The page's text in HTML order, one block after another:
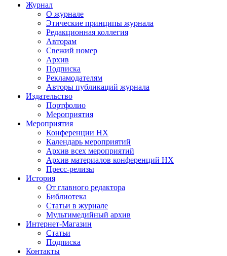
Журнал
О журнале
Этические принципы журнала
Редакционная коллегия
Авторам
Свежий номер
Архив
Подписка
Рекламодателям
Авторы публикаций журнала
Издательство
Портфолио
Мероприятия
Мероприятия
Конференции НХ
Календарь мероприятий
Архив всех мероприятий
Архив материалов конференций НХ
Пресс-релизы
История
От главного редактора
Библиотека
Статьи в журнале
Мультимедийный архив
Интернет-Магазин
Статьи
Подписка
Контакты